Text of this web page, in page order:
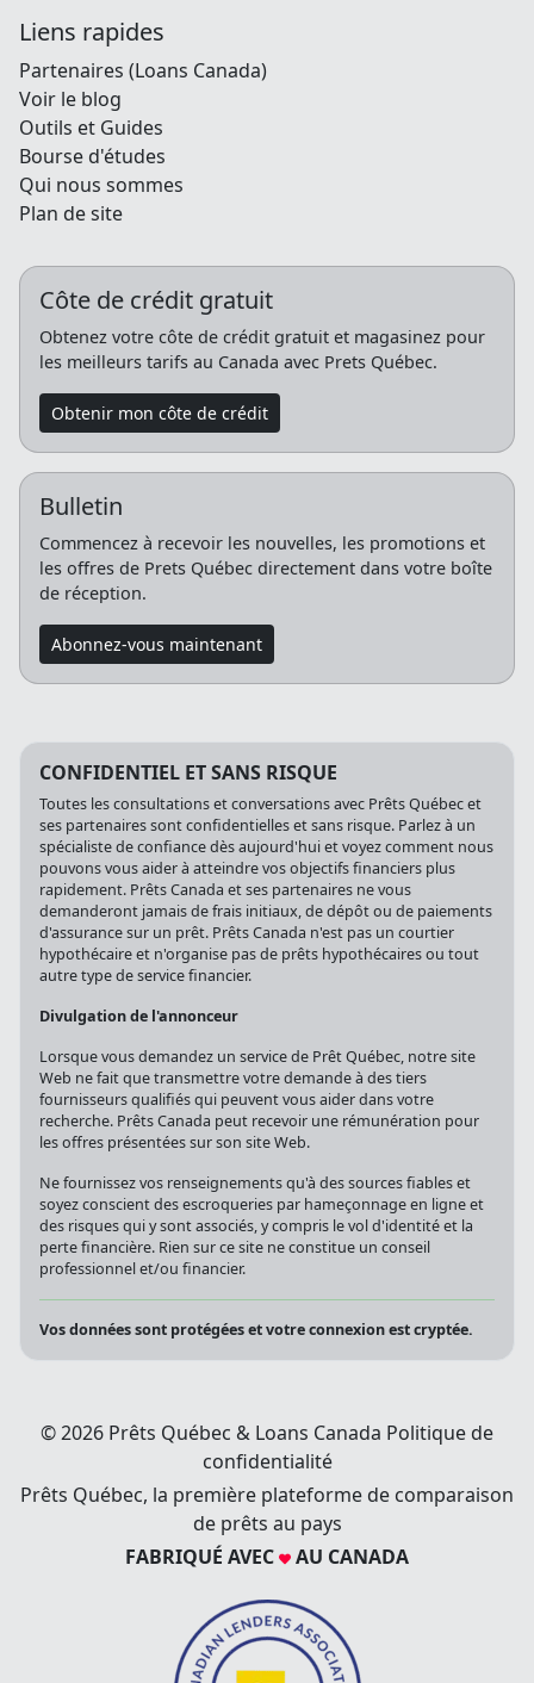
Liens rapides
Partenaires (Loans Canada)
Voir le blog
Outils et Guides
Bourse d'études
Qui nous sommes
Plan de site
Côte de crédit gratuit
Obtenez votre côte de crédit gratuit et magasinez pour
les meilleurs tarifs au Canada avec Prets Québec.
Obtenir mon côte de crédit
Bulletin
Commencez à recevoir les nouvelles, les promotions et
les offres de Prets Québec directement dans votre boîte
de réception.
Abonnez-vous maintenant
CONFIDENTIEL ET SANS RISQUE
Toutes les consultations et conversations avec Prêts Québec et
ses partenaires sont confidentielles et sans risque. Parlez à un
spécialiste de confiance dès aujourd'hui et voyez comment nous
pouvons vous aider à atteindre vos objectifs financiers plus
rapidement. Prêts Canada et ses partenaires ne vous
demanderont jamais de frais initiaux, de dépôt ou de paiements
d'assurance sur un prêt. Prêts Canada n'est pas un courtier
hypothécaire et n'organise pas de prêts hypothécaires ou tout
autre type de service financier.
Divulgation de l'annonceur
Lorsque vous demandez un service de Prêt Québec, notre site
Web ne fait que transmettre votre demande à des tiers
fournisseurs qualifiés qui peuvent vous aider dans votre
recherche. Prêts Canada peut recevoir une rémunération pour
les offres présentées sur son site Web.
Ne fournissez vos renseignements qu'à des sources fiables et
soyez conscient des escroqueries par hameçonnage en ligne et
des risques qui y sont associés, y compris le vol d'identité et la
perte financière. Rien sur ce site ne constitue un conseil
professionnel et/ou financier.
Vos données sont protégées et votre connexion est cryptée.
© 2026 Prêts Québec & Loans Canada Politique de
confidentialité
Prêts Québec, la première plateforme de comparaison
de prêts au pays
FABRIQUÉ AVEC
AU CANADA